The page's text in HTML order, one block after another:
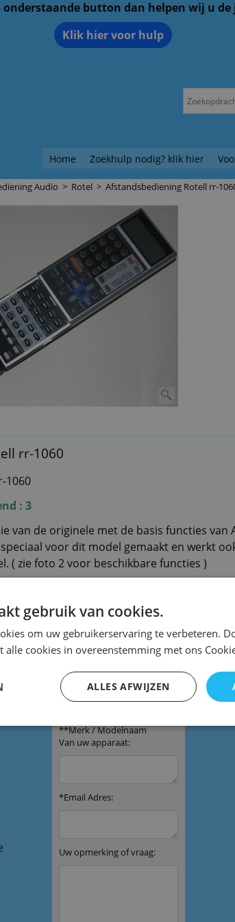
button dan helpen wij u
Klik hier voor hulp
Home Zoekhulp nodig? klik hier
Audio > Rotel > Afstandsbediening Rotell rr-
rr-1060
1060
: 3
van de originele met de basis functies van
voor dit model gemaakt en werkt
( zie foto 2 voor beschikbare functies )
gebruik van cookies.
om uw gebruikerservaring te verbeteren.
alle cookies in overeenstemming met ons
ALLES AFWIJZEN